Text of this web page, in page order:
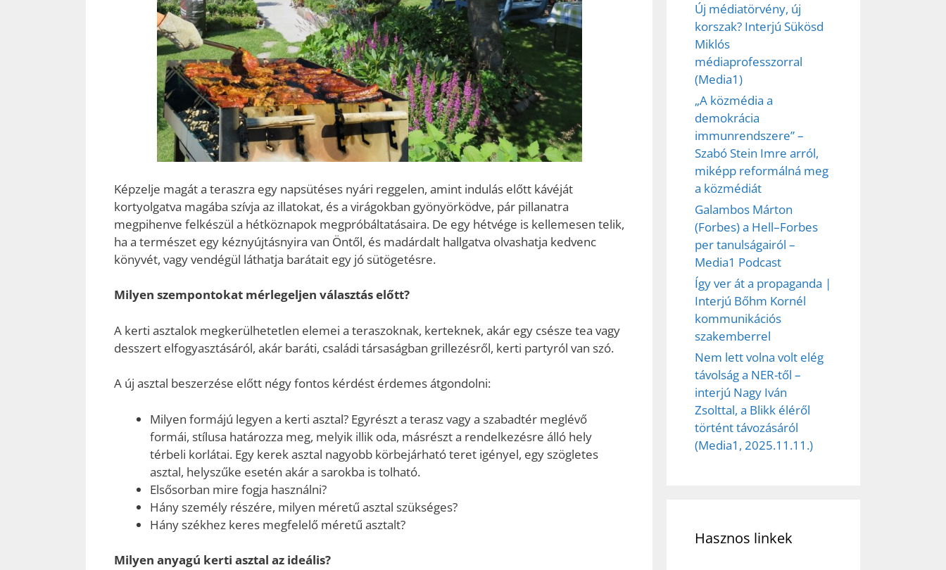
Képzelje magát a teraszra egy napsütéses nyári reggelen, amint indulás előtt kávéját
kortyolgatva magába szívja az illatokat, és a virágokban gyönyörködve, pár pillanatra
megpihenve felkészül a hétköznapok megpróbáltatásaira. De egy hétvége is kellemesen telik,
ha a természet egy kéznyújtásnyira van Öntől, és madárdalt hallgatva olvashatja kedvenc
könyvét, vagy vendégül láthatja barátait egy jó sütögetésre.
Milyen szempontokat mérlegeljen választás előtt?
A kerti asztalok megkerülhetetlen elemei a teraszoknak, kerteknek, akár egy csésze tea vagy
desszert elfogyasztásáról, akár baráti, családi társaságban grillezésről, kerti partyról van szó.
A új asztal beszerzése előtt négy fontos kérdést érdemes átgondolni:
Milyen formájú legyen a kerti asztal? Egyrészt a terasz vagy a szabadtér meglévő
formái, stílusa határozza meg, melyik illik oda, másrészt a rendelkezésre álló hely
térbeli korlátai. Egy kerek asztal nagyobb körbejárható teret igényel, egy szögletes
asztal, helyszűke esetén akár a sarokba is tolható.
Elsősorban mire fogja használni?
Hány személy részére, milyen méretű asztal szükséges?
Hány székhez keres megfelelő méretű asztalt?
Milyen anyagú kerti asztal az ideális?
Új médiatörvény, új
korszak? Interjú Sükösd
Miklós
médiaprofesszorral
(Media1)
„A közmédia a
demokrácia
immunrendszere” –
Szabó Stein Imre arról,
miképp reformálná meg
a közmédiát
Galambos Márton
(Forbes) a Hell–Forbes
per tanulságairól –
Media1 Podcast
Így ver át a propaganda |
Interjú Bőhm Kornél
kommunikációs
szakemberrel
Nem lett volna volt elég
távolság a NER-től –
interjú Nagy Iván
Zsolttal, a Blikk éléről
történt távozásáról
(Media1, 2025.11.11.)
Hasznos linkek